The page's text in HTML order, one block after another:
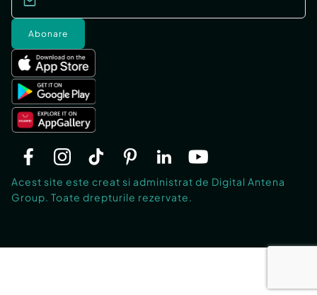
Abonare
Acest site este creat si administrat de Digital Antena
Group. Toate drepturile rezervate.